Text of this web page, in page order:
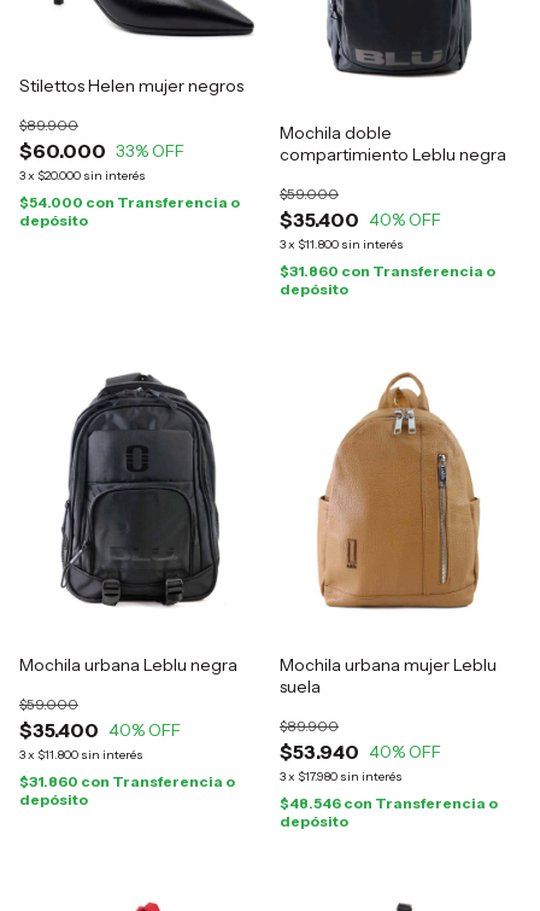
Stilettos Helen mujer negros
$60.000
$89.900
33% OFF
3x $20.000 sin interés
$54.000 con Transferencia o
depósito
Mochila doble
compartimiento Leblu negra
$35.400
$59.000
40% OFF
3x $11.800 sin interés
$31.860 con Transferencia o
depósito
Mochila urbana Leblu negra
$35.400
$59.000
40% OFF
3x $11.800 sin interés
$31.860 con Transferencia o
depósito
Mochila urbana mujer Leblu
suela
$53.940
$89.900
40% OFF
3x $17.980 sin interés
$48.546 con Transferencia o
depósito